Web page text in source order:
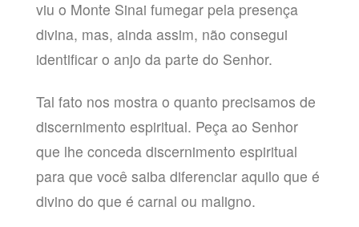
viu o Monte Sinai fumegar pela presença
divina, mas, ainda assim, não consegui
identificar o anjo da parte do Senhor.
Tal fato nos mostra o quanto precisamos de
discernimento espiritual. Peça ao Senhor
que lhe conceda discernimento espiritual
para que você saiba diferenciar aquilo que é
divino do que é carnal ou maligno.